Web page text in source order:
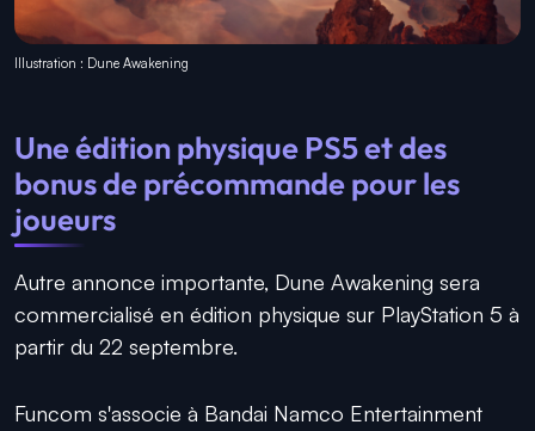
Illustration : Dune Awakening
Une édition physique PS5 et des
bonus de précommande pour les
joueurs
Autre annonce importante, Dune Awakening sera
commercialisé en édition physique sur PlayStation 5 à
partir du 22 septembre.
Funcom s'associe à Bandai Namco Entertainment